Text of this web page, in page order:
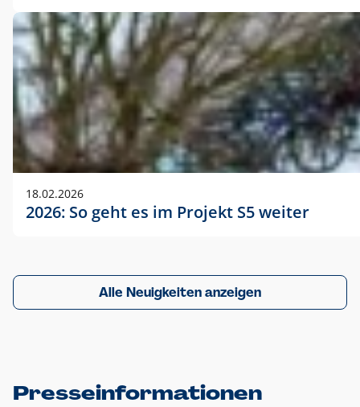
18.02.2026
2026: So geht es im Projekt S5 weiter
Alle Neuigkeiten anzeigen
Presseinformationen